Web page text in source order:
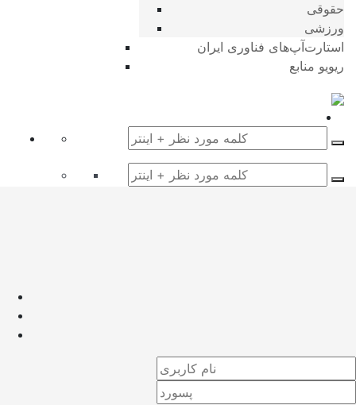
حقوقی
ورزشی
استارت‌آپ‌های فناوری ایران
ریویو منابع